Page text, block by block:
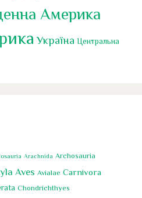
Америка
Україна Центральна
Arachnida Archosauria
Aves Avialae Carnivora
Chondrichthyes